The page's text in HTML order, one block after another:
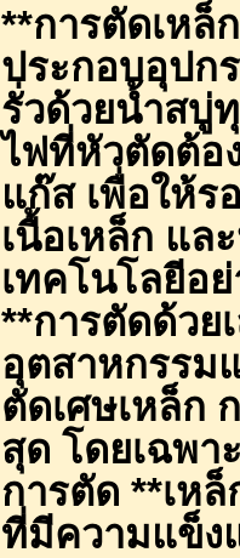
**การตัดเหล็
ประกอบอุปก
รั่วด้วยน้ำสบู่
ไฟที่หัวตัดต้อ
แก๊ส เพื่อให้ร
เนื้อเหล็ก แล
เทคโนโลยีอ
**การตัดด้วย
อุตสาหกรรม
ตัดเศษเหล็ก
สุด โดยเฉพา
การตัด **เห
ที่มีความแข็ง